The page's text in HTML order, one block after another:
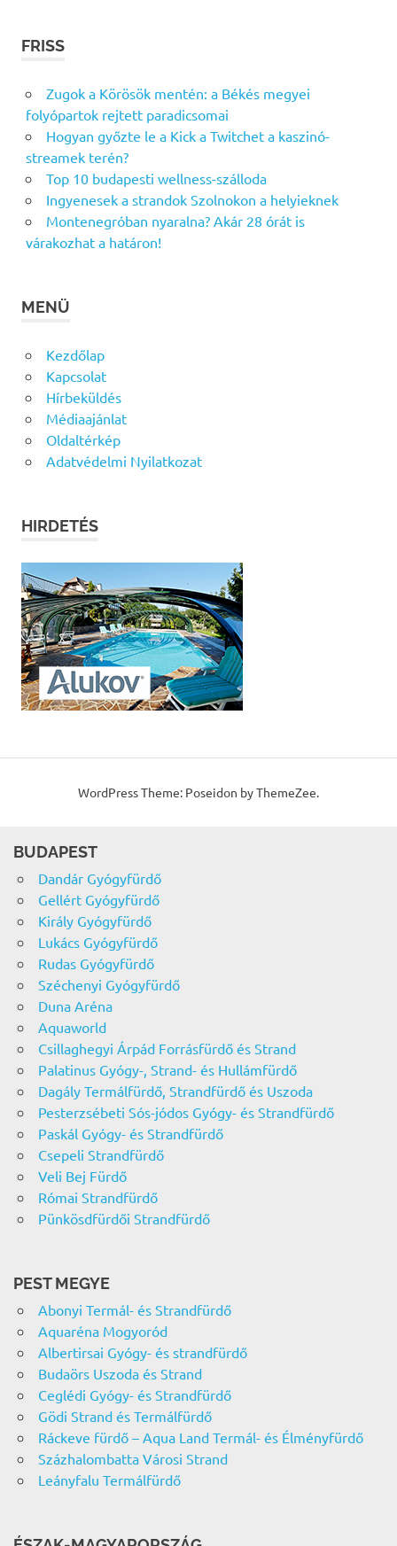
FRISS
Zugok a Körösök mentén: a Békés megyei
folyópartok rejtett paradicsomai
Hogyan győzte le a Kick a Twitchet a kaszinó-
streamek terén?
Top 10 budapesti wellness-szálloda
Ingyenesek a strandok Szolnokon a helyieknek
Montenegróban nyaralna? Akár 28 órát is
várakozhat a határon!
MENÜ
Kezdőlap
Kapcsolat
Hírbeküldés
Médiaajánlat
Oldaltérkép
Adatvédelmi Nyilatkozat
HIRDETÉS
WordPress Theme: Poseidon by ThemeZee.
BUDAPEST
Dandár Gyógyfürdő
Gellért Gyógyfürdő
Király Gyógyfürdő
Lukács Gyógyfürdő
Rudas Gyógyfürdő
Széchenyi Gyógyfürdő
Duna Aréna
Aquaworld
Csillaghegyi Árpád Forrásfürdő és Strand
Palatinus Gyógy-, Strand- és Hullámfürdő
Dagály Termálfürdő, Strandfürdő és Uszoda
Pesterzsébeti Sós-jódos Gyógy- és Strandfürdő
Paskál Gyógy- és Strandfürdő
Csepeli Strandfürdő
Veli Bej Fürdő
Római Strandfürdő
Pünkösdfürdői Strandfürdő
PEST MEGYE
Abonyi Termál- és Strandfürdő
Aquaréna Mogyoród
Albertirsai Gyógy- és strandfürdő
Budaörs Uszoda és Strand
Ceglédi Gyógy- és Strandfürdő
Gödi Strand és Termálfürdő
Ráckeve fürdő – Aqua Land Termál- és Élményfürdő
Százhalombatta Városi Strand
Leányfalu Termálfürdő